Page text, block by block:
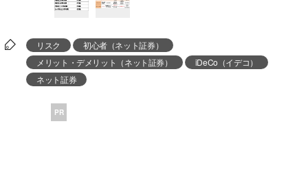
リスク
初心者（ネット証券）
メリット・デメリット（ネット証券）
iDeCo（イデコ）
ネット証券
PR